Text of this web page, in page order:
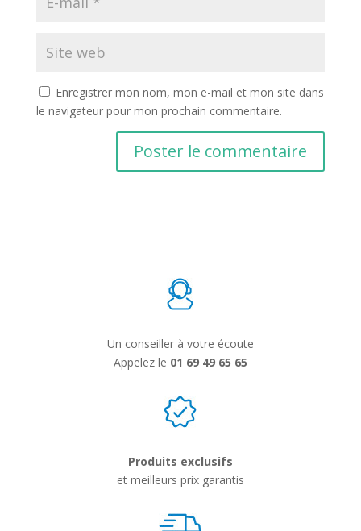
Enregistrer mon nom, mon e-mail et mon site dans
le navigateur pour mon prochain commentaire.
Un conseiller à votre écoute
Appelez le 01 69 49 65 65
Produits exclusifs
et meilleurs prix garantis